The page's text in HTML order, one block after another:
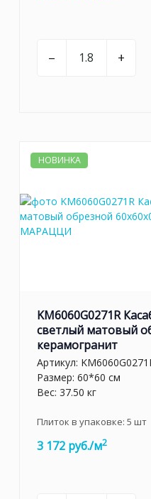
– +
НОВИНКА
KM6060G0271R
светлый матовый
керамогранит
Артикул:
Размер: 60*60 см
Вес: 37.50 кг
Плиток в упаковке: 5 шт
3 172 руб./м2